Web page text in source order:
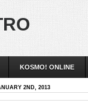
KOSMO! ONLINE
2ND, 2013